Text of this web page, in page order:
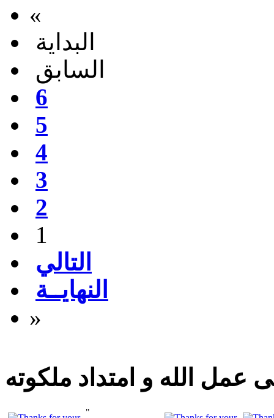
«
البداية
السابق
6
5
4
3
2
1
التالي
النهايــة
»
عمل الله و امتداد ملكوته
"